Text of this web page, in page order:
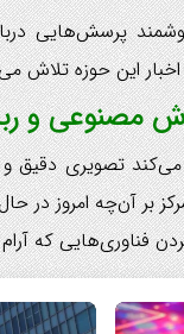
پرسش‌هایی
این حوزه تلاش
مصنوعی و
تصویری دقیق و
بر آن‌چه امروز
فناوری‌هایی که